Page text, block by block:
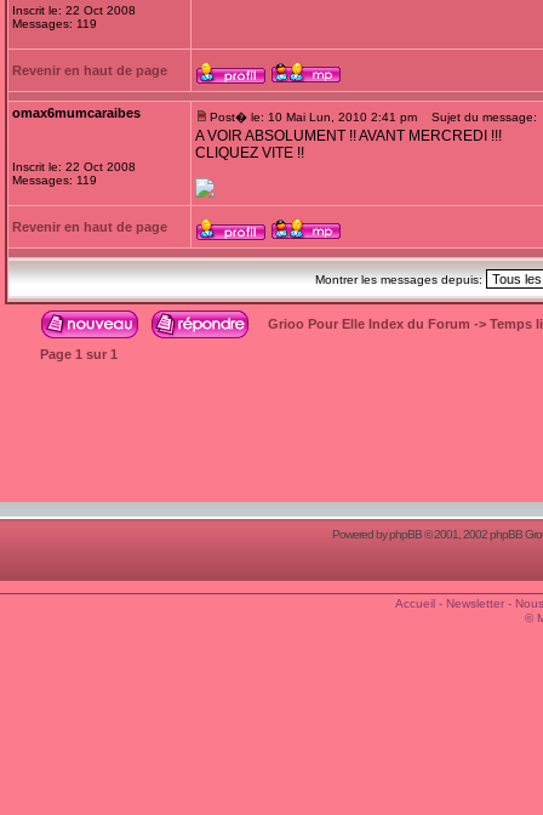
Inscrit le: 22 Oct 2008
Messages: 119
Revenir en haut de page
omax6mumcaraibes
Inscrit le: 22 Oct 2008
Messages: 119
Post� le: 10 Mai Lun, 2010 2:41 pm Sujet du message:
A VOIR ABSOLUMENT !! AVANT MERCREDI !!!
CLIQUEZ VITE !!
Revenir en haut de page
Montrer les messages depuis:
Grioo Pour Elle Index du Forum -> Temps
Page 1 sur 1
Powered byphpBB© 2001, 2002 phpBB
Accueil- Newsletter-
©